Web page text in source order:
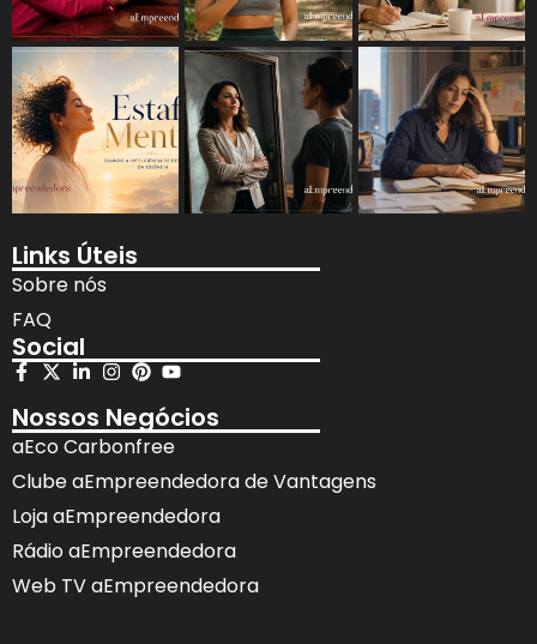
Links Úteis
Sobre nós
FAQ
Social
Nossos Negócios
aEco Carbonfree
Clube aEmpreendedora de Vantagens
Loja aEmpreendedora
Rádio aEmpreendedora
Web TV aEmpreendedora